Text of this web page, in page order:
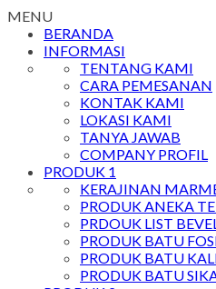
MENU
BERANDA
INFORMASI
TENTANG KAMI
CARA PEMESANAN
KONTAK KAMI
LOKASI KAMI
TANYA JAWAB
COMPANY PROFIL
PRODUK 1
KERAJINAN
PRODUK ANEKA
PRDOUK LIST
PRODUK BATU
PRODUK BATU
PRODUK BATU